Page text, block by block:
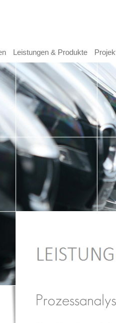
Leistungen & Produkte